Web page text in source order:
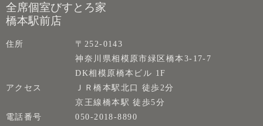
全席個室びすとろ家
橋本駅前店
住所
〒252-0143
神奈川県相模原市緑区橋本3-17-7
DK相模原橋本ビル 1F
アクセス
ＪＲ橋本駅北口 徒歩2分
京王線橋本駅 徒歩5分
電話番号
050-2018-8890